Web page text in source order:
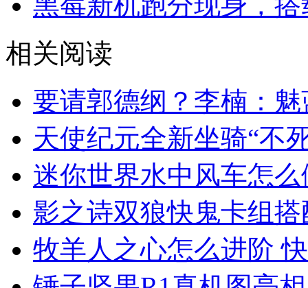
相关阅读
要请郭德纲？李楠：
天使纪元全新坐骑“不
迷你世界水中风车怎
影之诗双狼快鬼卡组
牧羊人之心怎么进阶